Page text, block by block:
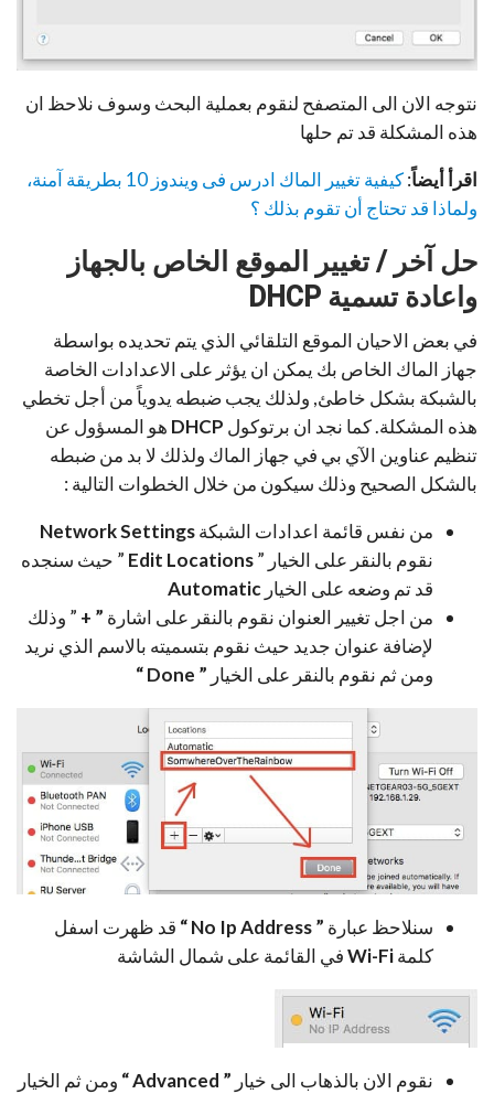
نتوجه الان الى المتصفح لنقوم بعملية البحث وسوف نلاحظ ان
هذه المشكلة قد تم حلها
اقرأ أيضاً:
كيفية تغيير الماك ادرس فى ويندوز 10 بطريقة آمنة،
ولماذا قد تحتاج أن تقوم بذلك ؟
حل آخر / تغيير الموقع الخاص بالجهاز
واعادة تسمية DHCP
في بعض الاحيان الموقع التلقائي الذي يتم تحديده بواسطة
جهاز الماك الخاص بك يمكن ان يؤثر على الاعدادات الخاصة
بالشبكة بشكل خاطئ, ولذلك يجب ضبطه يدوياً من أجل تخطي
هذه المشكلة. كما نجد ان برتوكول DHCP هو المسؤول عن
تنظيم عناوين الآي بي في جهاز الماك ولذلك لا بد من ضبطه
بالشكل الصحيح وذلك سيكون من خلال الخطوات التالية :
من نفس قائمة اعدادات الشبكةNetwork Settings
نقوم بالنقر على الخيار ”Edit Locations ” حيث سنجده
قد تم وضعه على الخيار Automatic
من اجل تغيير العنوان نقوم بالنقر على اشارة ” + ” وذلك
لإضافة عنوان جديد حيث نقوم بتسميته بالاسم الذي نريد
ومن ثم نقوم بالنقر على الخيار ” Done “
سنلاحظ عبارة ” No Ip Address “
قد ظهرت اسفل
كلمةWi-Fiفي القائمة على شمال الشاشة
نقوم الان بالذهاب الى خيار ” Advanced “
ومن ثم الخيار